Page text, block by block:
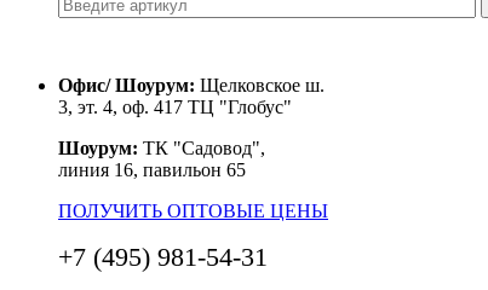
Офис/ Шоурум: Щелковское ш.
3, эт. 4, оф. 417 ТЦ "Глобус"
Шоурум: ТК "Садовод",
линия 16, павильон 65
ПОЛУЧИТЬ ОПТОВЫЕ ЦЕНЫ
+7 (495) 981-54-31